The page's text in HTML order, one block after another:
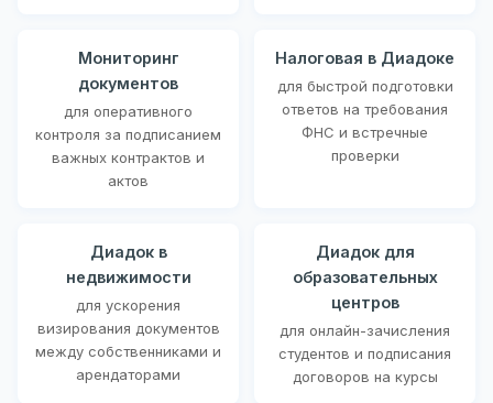
Мониторинг
документов
для оперативного
контроля за подписанием
важных контрактов и
актов
Налоговая в Диадоке
для быстрой подготовки
ответов на требования
ФНС и встречные
проверки
Диадок в
недвижимости
для ускорения
визирования документов
между собственниками и
арендаторами
Диадок для
образовательных
центров
для онлайн-зачисления
студентов и подписания
договоров на курсы